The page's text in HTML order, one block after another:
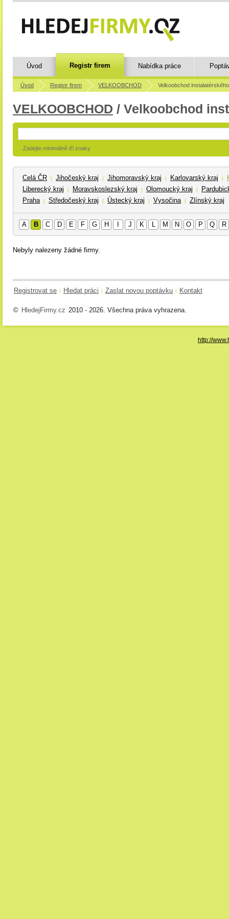
Úvod Registr firem Nabídka práce
Úvod Registr firem VELKOOBCHOD Velkoobchod
VELKOOBCHOD / Velkoobchod
Zadejte minimálně tři znaky
Celá ČR | Jihočeský kraj | Jihomoravský kraj | Karlovarský kraj |
Liberecký kraj
| Moravskoslezský kraj | Olomoucký kraj |
Praha
| Středočeský kraj | Ústecký kraj | Vysočina | Zlínský kraj
A B C D E F G H J K L M N O P Q R
Nebyly nalezeny žádné firmy.
Registrovat se | Hledat práci | Zaslat novou poptávku | Kontakt
© HledejFirmy.cz 2010 - 2026. Všechna práva vyhrazena.
http://